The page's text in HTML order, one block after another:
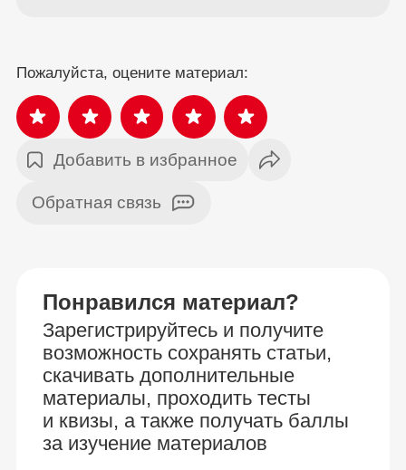
Пожалуйста, оцените материал:
Добавить в избранное
Обратная связь
Понравился материал?
Зарегистрируйтесь и получите
возможность сохранять статьи,
скачивать дополнительные
материалы, проходить тесты
и квизы, а также получать баллы
за изучение материалов